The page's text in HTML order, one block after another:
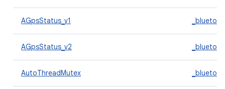
AGpsStatus_v1
AGpsStatus_v2
AutoThreadMutex